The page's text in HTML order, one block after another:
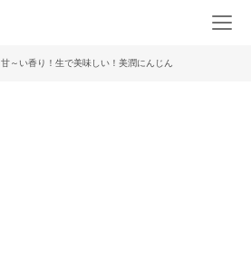
甘～い香り！生で美味しい！美潤にんじん